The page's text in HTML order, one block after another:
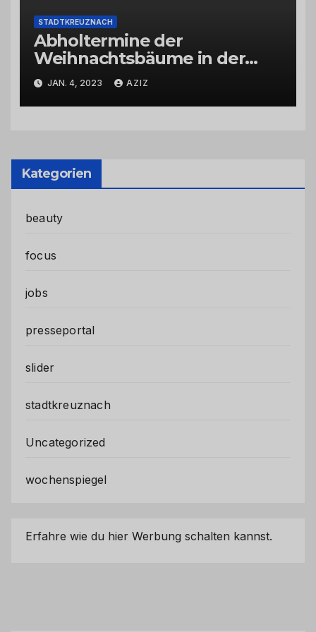
STADTKREUZNACH
Abholtermine der
Weihnachtsbäume in der
Kernstadt und in den
Stadtteilen
JAN. 4, 2023 AZIZ
Kategorien
beauty
focus
jobs
presseportal
slider
stadtkreuznach
Uncategorized
wochenspiegel
Erfahre wie du hier Werbung schalten kannst.